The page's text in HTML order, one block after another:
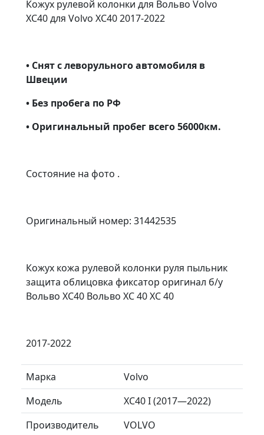
Кожух рулевой колонки для Вольво Volvo
XC40 для Volvo XC40 2017-2022
• Снят с леворульного автомобиля в
Швеции
• Без пробега по РФ
• Оригинальный пробег всего 56000км.
Состояние на фото .
Оригинальный номер: 31442535
Кожух кожа рулевой колонки руля пыльник
защита облицовка фиксатор оригинал б/у
Вольво ХС40 Вольво XC 40 ХС 40
2017-2022
Марка
Volvo
Модель
XC40 I (2017—2022)
Производитель
VOLVO